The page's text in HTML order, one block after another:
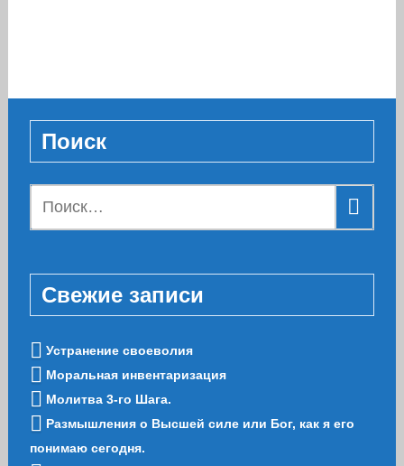
Поиск
Свежие записи
Устранение своеволия
Моральная инвентаризация
Молитва 3-го Шага.
Размышления о Высшей силе или Бог, как я его
понимаю сегодня.